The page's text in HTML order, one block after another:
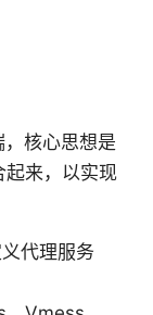
核心思想是
起来，以实现
代理服务